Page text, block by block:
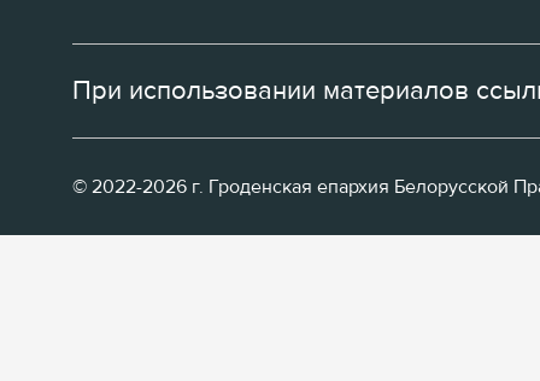
При использовании материалов
© 2022-2026 г. Гроденская епархия Белорусской